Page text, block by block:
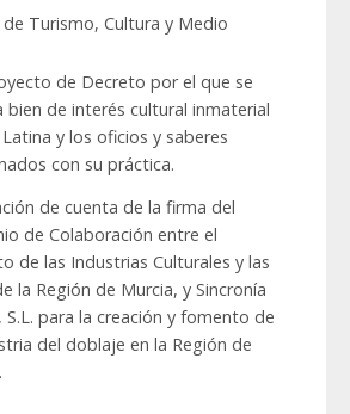
Turismo, Cultura y Medio
de Decreto por el que se
bien de interés cultural inmaterial
y los oficios y saberes
con su práctica.
de cuenta de la firma del
de Colaboración entre el
de las Industrias Culturales y las
la Región de Murcia, y Sincronía
S.L. para la creación y fomento de
del doblaje en la Región de